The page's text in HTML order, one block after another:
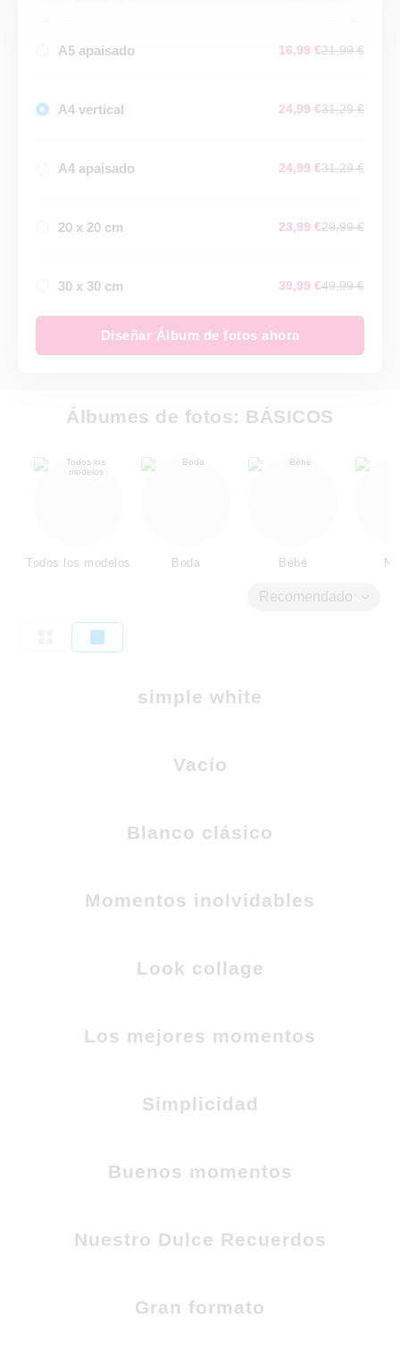
A5 apaisado 16,99 €21,99 €
A4 vertical 24,99 €31,29 €
A4 apaisado 24,99 €31,29 €
20 x 20 cm 23,99 €29,99 €
30 x 30 cm 39,99 €49,99 €
Diseñar Álbum de fotos ahora
Álbumes de fotos: BÁSICOS
Todos los modelos Boda Bébé
Recomendado
simple white
Vacío
Blanco clásico
Momentos inolvidables
Look collage
Los mejores momentos
Simplicidad
Buenos momentos
Nuestro Dulce Recuerdos
Gran formato